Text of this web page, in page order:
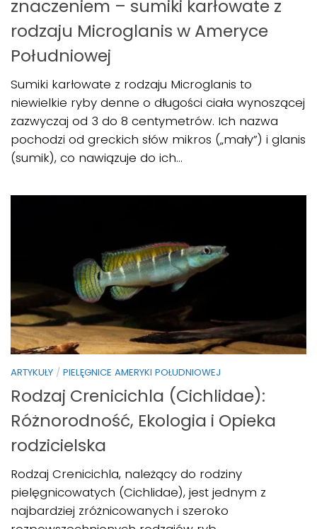
znaczeniem – sumiki karłowate z
rodzaju Microglanis w Ameryce
Południowej
Sumiki karłowate z rodzaju Microglanis to
niewielkie ryby denne o długości ciała wynoszącej
zazwyczaj od 3 do 8 centymetrów. Ich nazwa
pochodzi od greckich słów mikros („mały”) i glanis
(sumik), co nawiązuje do ich...
ARTYKUŁY / PIELĘGNICE AMERYKI POŁUDNIOWEJ
Rodzaj Crenicichla (Cichlidae):
Różnorodność, Ekologia i Opieka
rodzicielska
Rodzaj Crenicichla, należący do rodziny
pielęgnicowatych (Cichlidae), jest jednym z
najbardziej zróżnicowanych i szeroko